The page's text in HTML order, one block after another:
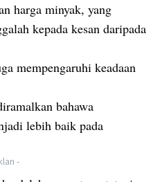
harga minyak, yang
kepada kesan daripada
mempengaruhi keadaan
bahawa
lebih baik pada
-